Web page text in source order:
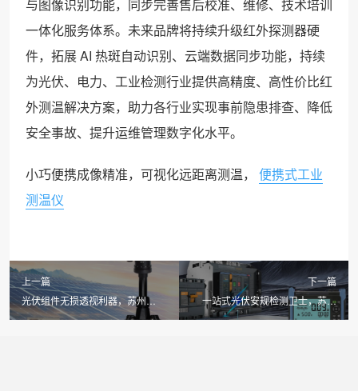
与图像识别功能，同步完善售后校准、维修、技术培训
一体化服务体系。未来品牌将持续升级红外探测器硬
件，拓展 AI 热斑自动识别、云端数据同步功能，持续
为光伏、电力、工业检测行业提供高精度、高性价比红
外测温解决方案，助力各行业实现事前隐患排查、降低
安全事故、提升运维管理数字化水平。
小巧便携成像精准，可视化远距离测温，
便携式工业
测温仪
上一篇
光伏组件无损透视利器，苏州
LAILX LXG30 便携式 EL 检测仪实
下一篇
一站式光伏安规检测卫士，苏州
LAILX LXH601 绝缘接地综合测试